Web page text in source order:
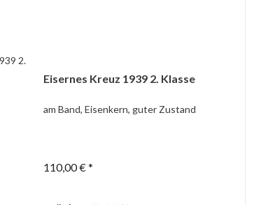
Eisernes Kreuz 1939 2. Klasse
am Band, Eisenkern, guter Zustand
110,00 € *